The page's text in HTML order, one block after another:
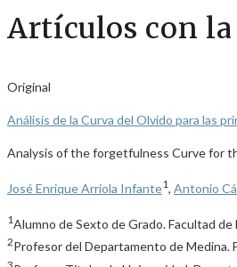
Artículos con
Original
Análisis de la Curva del Olvido para las
Analysis of the forgetfulness Curve for
José Enrique Arriola Infante1, Antonio
1 Alumno de Sexto de Grado. Facultad
2Profesor del Departamento de Medina.
3